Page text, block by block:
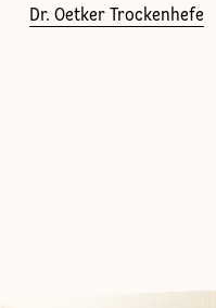
Dr. Oetker Trockenhefe